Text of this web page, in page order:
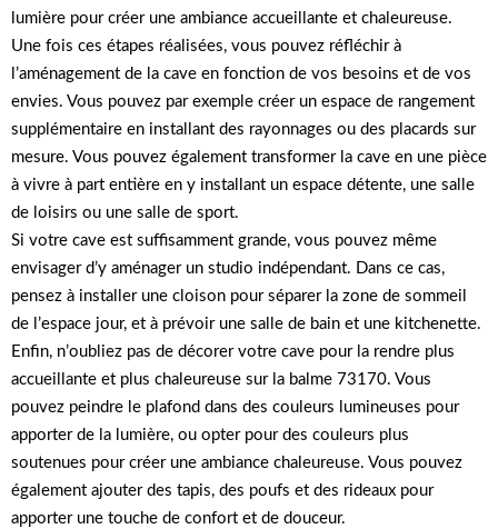
lumière pour créer une ambiance accueillante et chaleureuse.
Une fois ces étapes réalisées, vous pouvez réfléchir à
l’aménagement de la cave en fonction de vos besoins et de vos
envies. Vous pouvez par exemple créer un espace de rangement
supplémentaire en installant des rayonnages ou des placards sur
mesure. Vous pouvez également transformer la cave en une pièce
à vivre à part entière en y installant un espace détente, une salle
de loisirs ou une salle de sport.
Si votre cave est suffisamment grande, vous pouvez même
envisager d’y aménager un studio indépendant. Dans ce cas,
pensez à installer une cloison pour séparer la zone de sommeil
de l’espace jour, et à prévoir une salle de bain et une kitchenette.
Enfin, n’oubliez pas de décorer votre cave pour la rendre plus
accueillante et plus chaleureuse sur la balme 73170. Vous
pouvez peindre le plafond dans des couleurs lumineuses pour
apporter de la lumière, ou opter pour des couleurs plus
soutenues pour créer une ambiance chaleureuse. Vous pouvez
également ajouter des tapis, des poufs et des rideaux pour
apporter une touche de confort et de douceur.